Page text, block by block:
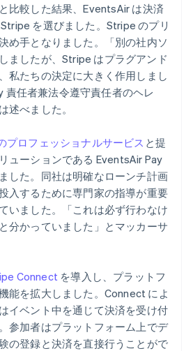
比較した結果、EventsAir は決済
を選びました。Stripe のプリ
め手となりました。「別の社内ソ
ましたが、Stripe はプラグアンド
私たちの決定に大きく作用しまし
責任者兼法令遵守責任者のヘレ
述べました。
プロフェッショナルサービス と提
ューションである EventsAir Pay
した。同社は明確なローンチ計画
入するために専門家の指導が重要
いました。「これは必ず行わなけ
分かっていました」とマッカーサ
Connect を導入し、プラットフ
能を拡大しました。Connect によ
イベント中を通じて決済を受け付
参加者はプラットフォーム上でデ
の登録と決済を直接行うことがで